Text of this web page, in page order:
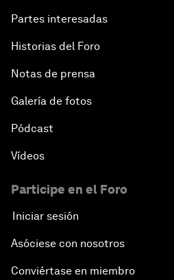
Partes interesadas
Historias del Foro
Notas de prensa
Galería de fotos
Pódcast
Vídeos
Participe en el Foro
Iniciar sesión
Asóciese con nosotros
Conviértase en miembro